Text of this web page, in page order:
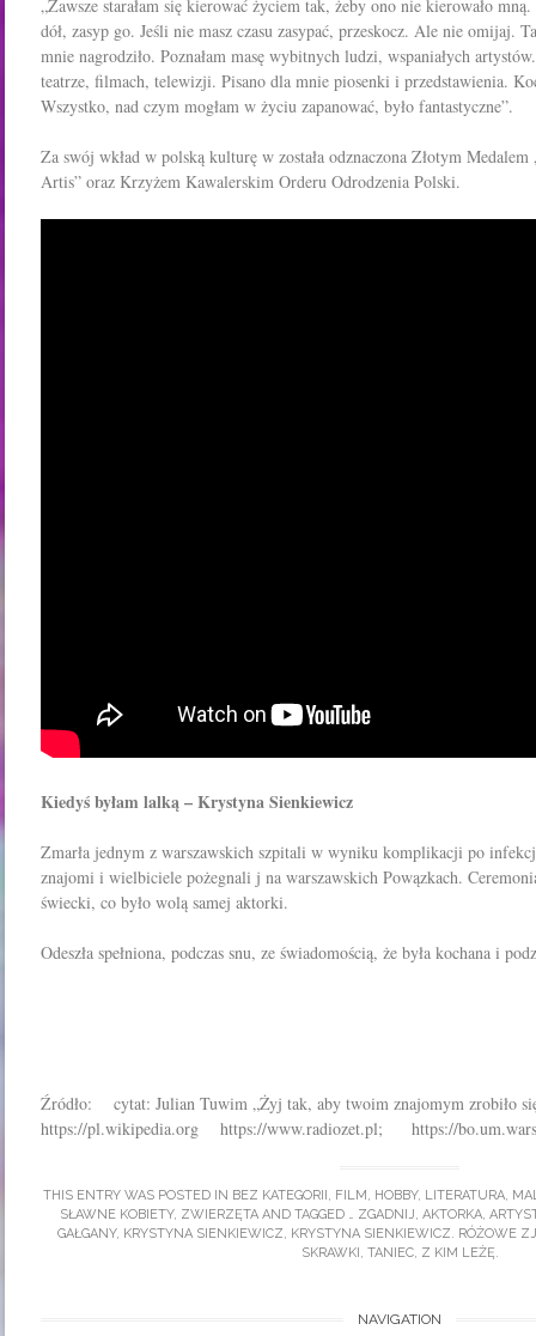
„Zawsze starałam się kierować życiem tak, żeby ono nie kierowało
dół, zasyp go. Jeśli nie masz czasu zasypać, przeskocz. Ale nie omijaj.
mnie nagrodziło. Poznałam masę wybitnych ludzi, wspaniałych
teatrze, filmach, telewizji. Pisano dla mnie piosenki i przedstawienia.
Wszystko, nad czym mogłam w życiu zapanować, było fantastyczne”.
Za swój wkład w polską kulturę w została odznaczona Złotym
Artis” oraz Krzyżem Kawalerskim Orderu Odrodzenia Polski.
Kiedyś byłam lalką – Krystyna Sienkiewicz
Zmarła jednym z warszawskich szpitali w wyniku komplikacji po
znajomi i wielbiciele pożegnali j na warszawskich Powązkach.
świecki, co było wolą samej aktorki.
Odeszła spełniona, podczas snu, ze świadomością, że była kochana i
Źródło: cytat: Julian Tuwim „Żyj tak, aby twoim znajomym zrobiło
https://pl.wikipedia.org https://www.radiozet.pl; https://
THIS ENTRY WAS POSTED IN BEZ KATEGORII FILM HOBBY, LITERATURA
SŁAWNE KOBIETY, ZWIERZĘTA AND TAGGED … ZGADNIJ AKTORKA
GAŁGANY, KRYSTYNA SIENKIEWICZ
KRYSTYNA SIENKIEWICZ. RÓŻOWE
SKRAWKI TANIEC, Z KIM LEŻĘ
NAVIGATION